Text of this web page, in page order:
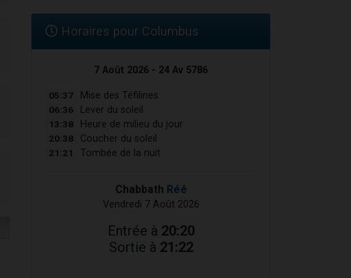
Horaires pour Columbus
7 Août 2026 - 24 Av 5786
05:37 Mise des Téfilines
06:36 Lever du soleil
13:38 Heure de milieu du jour
20:38 Coucher du soleil
21:21 Tombée de la nuit
Chabbath Réé
Vendredi 7 Août 2026
Entrée à 20:20
Sortie à 21:22